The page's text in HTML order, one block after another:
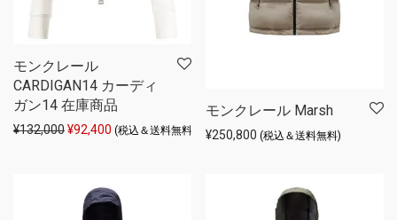
モンクレール
CARDIGAN14 カーディ
ガン14 在庫商品
¥132,000元の価格は ¥132,000 でした。
¥92,400 現在の価格は ¥92,400 です。
(税込＆送料無料)
モンクレール Marsh
¥250,800 (税込＆送料無料)